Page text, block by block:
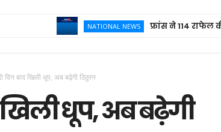
NATIONAL NEWS फ्रांस ने 114 राफेल की डील के
दिन बाद खिली धूप, अब बढ़ेगी ठिठुरन
खिली धूप, अब बढ़ेगी